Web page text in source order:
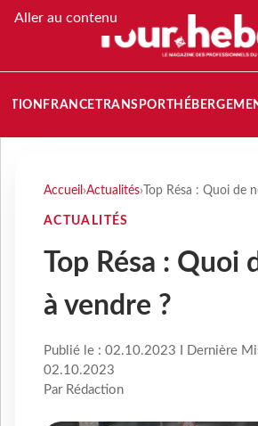
Aller au contenu
FRANCETRANSPORT
Accueil ›Actualités› Top Résa : Quoi de
ACTUALITÉS
Top Résa : Quoi
à vendre ?
Publié le : 02.10.2023 I Dernière
02.10.2023
Par Rédaction